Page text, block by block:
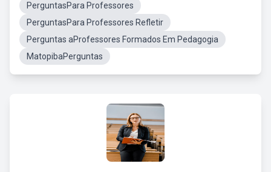
PerguntasPara Professores
PerguntasPara Professores Refletir
Perguntas aProfessores Formados Em Pedagogia
MatopibaPerguntas